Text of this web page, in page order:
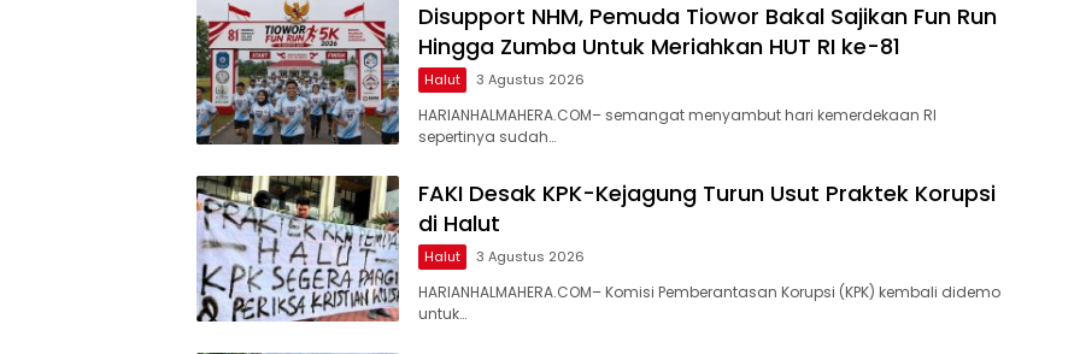
Disupport NHM, Pemuda Tiowor Bakal Sajikan Fun Run
Hingga Zumba Untuk Meriahkan HUT RI ke-81
Halut 3 Agustus 2026
HARIANHALMAHERA.COM– semangat menyambut hari kemerdekaan RI
sepertinya sudah…
FAKI Desak KPK-Kejagung Turun Usut Praktek Korupsi
di Halut
Halut 3 Agustus 2026
HARIANHALMAHERA.COM– Komisi Pemberantasan Korupsi (KPK) kembali didemo
untuk…